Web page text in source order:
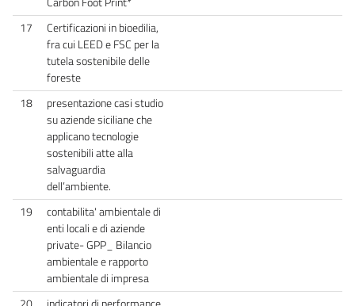
17
Certificazioni in bioedilia,
fra cui LEED e FSC per la
tutela sostenibile delle
foreste
18
presentazione casi studio
su aziende siciliane che
applicano tecnologie
sostenibili atte alla
salvaguardia
dell’ambiente.
19
contabilita' ambientale di
enti locali e di aziende
private- GPP_ Bilancio
ambientale e rapporto
ambientale di impresa